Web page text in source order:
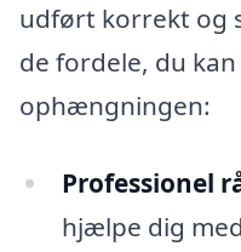
udført korrekt og
de fordele, du
ophængningen:
Professionel
hjælpe dig